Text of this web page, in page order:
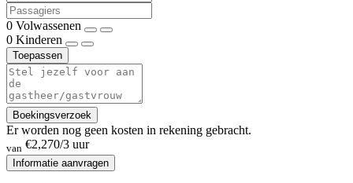
0 Volwassenen
0 Kinderen
Toepassen
Boekingsverzoek
Er worden nog geen kosten in rekening gebracht.
van €2,270/3 uur
Informatie aanvragen